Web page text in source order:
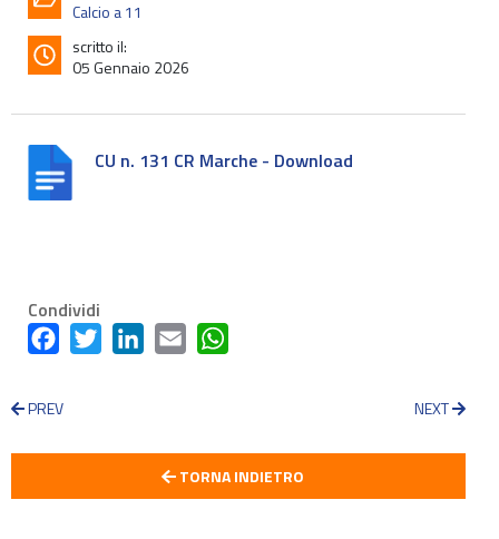
Calcio a 11
scritto il:
05 Gennaio 2026
CU n. 131 CR Marche - Download
Condividi
FacebookTwitter LinkedInEmail
PREV NEXT
TORNA INDIETRO